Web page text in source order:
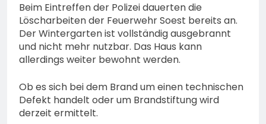
Beim Eintreffen der Polizei dauerten die
Löscharbeiten der Feuerwehr Soest bereits an.
Der Wintergarten ist vollständig ausgebrannt
und nicht mehr nutzbar. Das Haus kann
allerdings weiter bewohnt werden.
Ob es sich bei dem Brand um einen technischen
Defekt handelt oder um Brandstiftung wird
derzeit ermittelt.